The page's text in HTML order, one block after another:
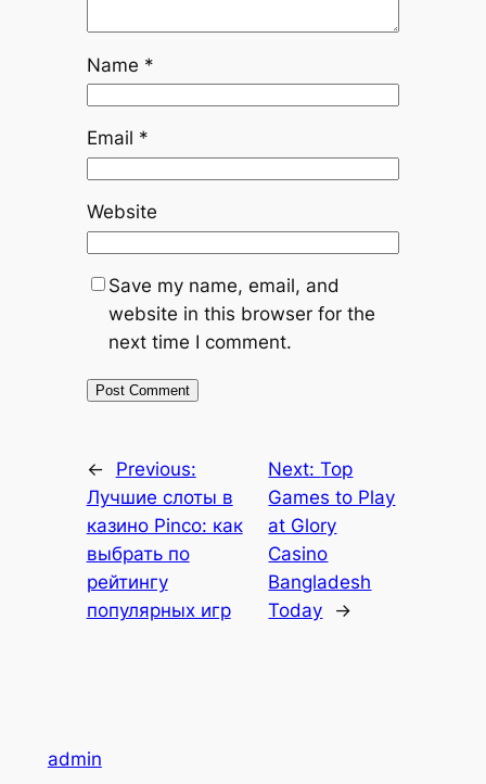
Name *
Email *
Website
Save my name, email, and
website in this browser for the
next time I comment.
←
Previous:
Лучшие слоты в
казино Pinco: как
выбрать по
рейтингу
популярных игр
Next:Top
Games to Play
at Glory
Casino
Bangladesh
Today
→
admin